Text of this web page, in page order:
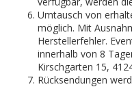
Umtausch von
möglich. Mit
Herstellerfehler.
innerhalb von 8
Kirschgarten 15,
Rücksendungen